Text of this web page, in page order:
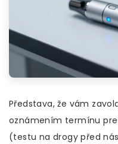
Představa, že vám
oznámením termínu
(testu na drogy před